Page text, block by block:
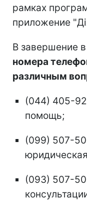
рамках
приложение
В завершение
номера
различным
(044) 405-
помощь;
(099) 507-
(093) 507-